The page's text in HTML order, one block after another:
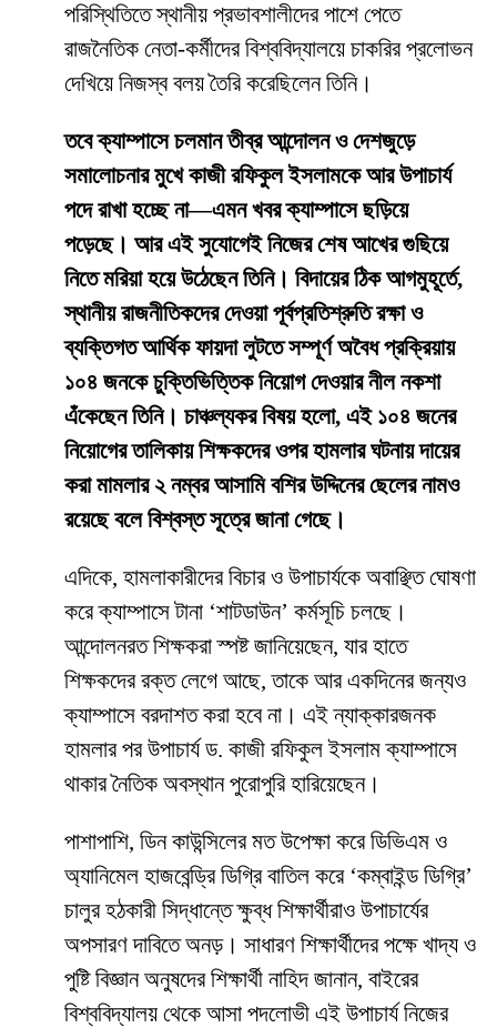
পরিস্থিতিতে স্থানীয় প্রভাবশালীদের পাশে পেতে
রাজনৈতিক নেতা-কর্মীদের বিশ্ববিদ্যালয়ে চাকরির প্রলোভন
দেখিয়ে নিজস্ব বলয় তৈরি করেছিলেন তিনি।
তবে ক্যাম্পাসে চলমান তীব্র আন্দোলন ও দেশজুড়ে
সমালোচনার মুখে কাজী রফিকুল ইসলামকে আর উপাচার্য
পদে রাখা হচ্ছে না—এমন খবর ক্যাম্পাসে ছড়িয়ে
পড়েছে। আর এই সুযোগেই নিজের শেষ আখের গুছিয়ে
নিতে মরিয়া হয়ে উঠেছেন তিনি। বিদায়ের ঠিক আগমুহূর্তে,
স্থানীয় রাজনীতিকদের দেওয়া পূর্বপ্রতিশ্রুতি রক্ষা ও
ব্যক্তিগত আর্থিক ফায়দা লুটতে সম্পূর্ণ অবৈধ প্রক্রিয়ায়
১০৪ জনকে চুক্তিভিত্তিক নিয়োগ দেওয়ার নীল নকশা
এঁকেছেন তিনি। চাঞ্চল্যকর বিষয় হলো, এই ১০৪ জনের
নিয়োগের তালিকায় শিক্ষকদের ওপর হামলার ঘটনায় দায়ের
করা মামলার ২ নম্বর আসামি বশির উদ্দিনের ছেলের নামও
রয়েছে বলে বিশ্বস্ত সূত্রে জানা গেছে।
​এদিকে, হামলাকারীদের বিচার ও উপাচার্যকে অবাঞ্ছিত ঘোষণা
করে ক্যাম্পাসে টানা ‘শাটডাউন’ কর্মসূচি চলছে।
আন্দোলনরত শিক্ষকরা স্পষ্ট জানিয়েছেন, যার হাতে
শিক্ষকদের রক্ত লেগে আছে, তাকে আর একদিনের জন্যও
ক্যাম্পাসে বরদাশত করা হবে না। এই ন্যাক্কারজনক
হামলার পর উপাচার্য ড. কাজী রফিকুল ইসলাম ক্যাম্পাসে
থাকার নৈতিক অবস্থান পুরোপুরি হারিয়েছেন।
​পাশাপাশি, ডিন কাউন্সিলের মত উপেক্ষা করে ডিভিএম ও
অ্যানিমেল হাজবেন্ড্রি ডিগ্রি বাতিল করে ‘কম্বাইন্ড ডিগ্রি’
চালুর হঠকারী সিদ্ধান্তে ক্ষুব্ধ শিক্ষার্থীরাও উপাচার্যের
অপসারণ দাবিতে অনড়। সাধারণ শিক্ষার্থীদের পক্ষে খাদ্য ও
পুষ্টি বিজ্ঞান অনুষদের শিক্ষার্থী নাহিদ জানান, বাইরের
বিশ্ববিদ্যালয় থেকে আসা পদলোভী এই উপাচার্য নিজের